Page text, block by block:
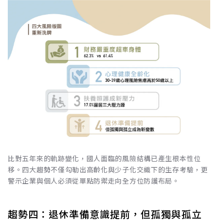
比對五年來的軌跡變化，國人面臨的風險結構已產生根本性位
移。四大趨勢不僅勾勒出高齡化與少子化交織下的生存考驗，更
警示企業與個人必須從單點防禦走向全方位防護布局。
趨勢四：退休準備意識提前，但孤獨與孤立